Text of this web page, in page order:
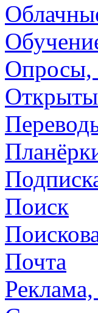
Опросы,
Поиск
Почта